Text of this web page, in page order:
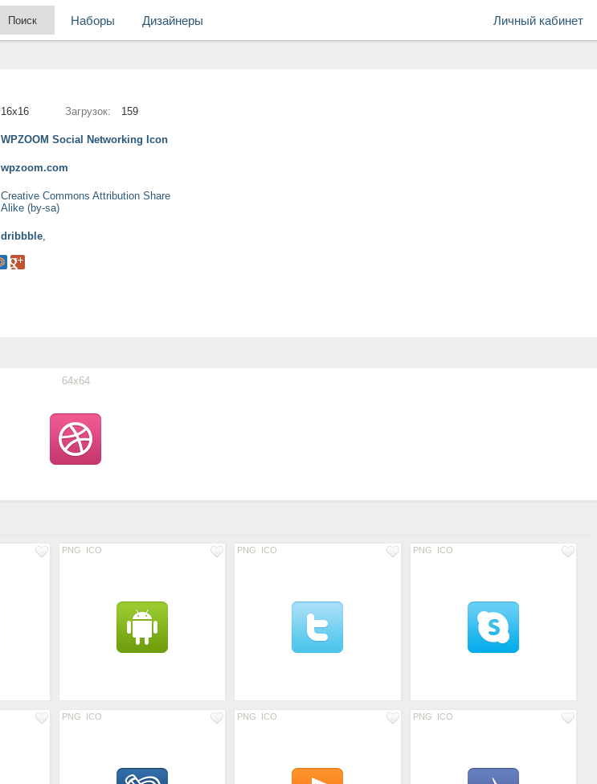
Личный кабинет
Наборы Дизайнеры
16x16 Загрузок: 159
WPZOOM Social Networking Icon
wpzoom.com
Creative Commons Attribution Share
Alike (by-sa)
dribbble,
64x64
PNG ICO PNG ICO PNG ICO
PNG ICO PNG ICO PNG ICO